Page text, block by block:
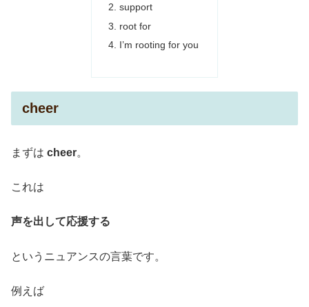
support
root for
I’m rooting for you
cheer
まずは cheer。
これは
声を出して応援する
というニュアンスの言葉です。
例えば